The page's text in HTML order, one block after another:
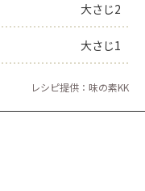
大さじ2
大さじ1
レシピ提供：味の素KK